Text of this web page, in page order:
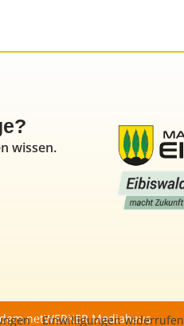
wissen.
netWERKER Mediahaus
Einwilligungen widerrufen